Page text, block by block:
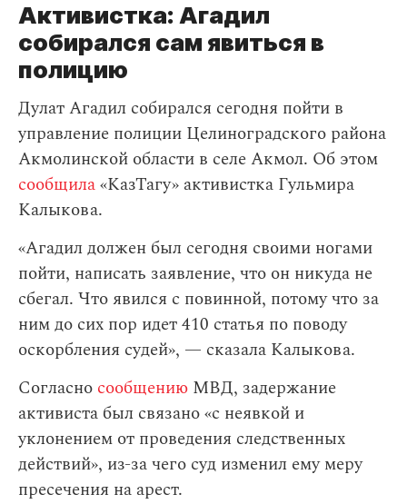
Активистка: Агадил
собирался сам явиться в
полицию
Дулат Агадил собирался сегодня пойти в
управление полиции Целиноградского района
Акмолинской области в селе Акмол. Об этом
сообщила«КазТагу» активистка Гульмира
Калыкова.
«Агадил должен был сегодня своими ногами
пойти, написать заявление, что он никуда не
сбегал. Что явился с повинной, потому что за
ним до сих пор идет 410 статья по поводу
оскорбления судей», — сказала Калыкова.
Согласно сообщению МВД, задержание
активиста был связано «с неявкой и
уклонением от проведения следственных
действий», из-за чего суд изменил ему меру
пресечения на арест.